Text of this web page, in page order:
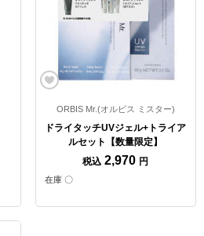
ORBIS Mr.(オルビス ミスター)
ドライタッチUVジェル+トライア
ルセット【数量限定】
税込 2,970 円
在庫 〇